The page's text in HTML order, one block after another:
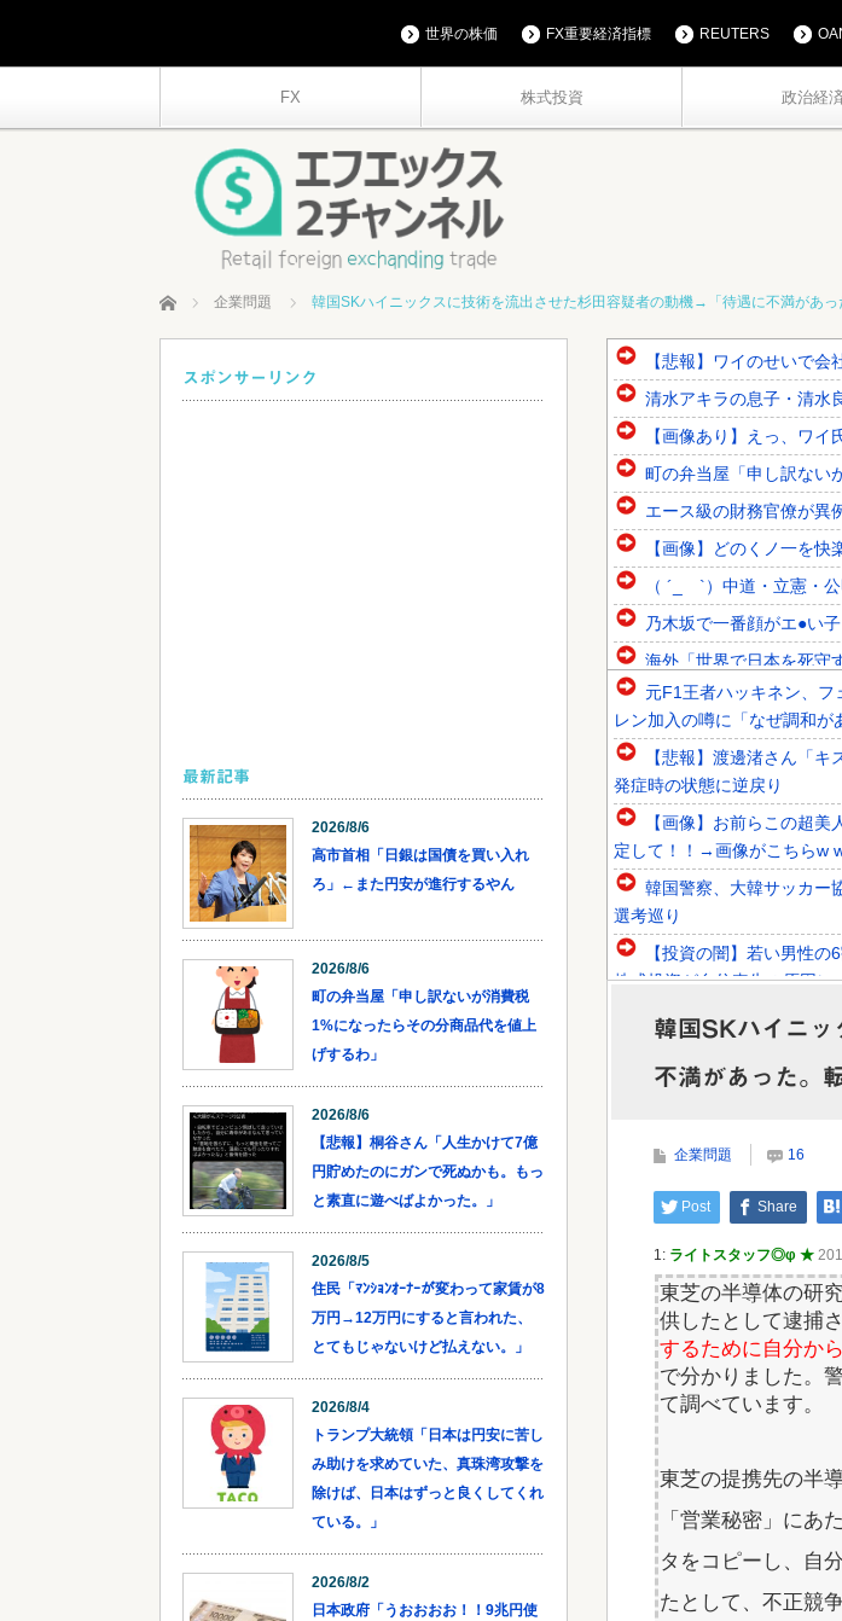
FX 株式投資 政治経済
世界の株価 FX重要経済指標 REUTERS
ホーム 企業問題 韓国SKハイニックスに技術を流出させた杉田容疑者の動機→「待遇に不満があっ
【悲報】ワイのせいで
清水アキラの息子・清水
【画像あり】えっ、ワ
町の弁当屋「申し訳ない
エース級の財務官僚が異
【画像】どのくノ一を快
（ ´_ゝ`）中道・立憲・
乃木坂で一番顔がエ●い
海外「世界で日本を死守
韓国人「大統領が直接乗
韓国人「意外に日本と
韓国人「SKハイニック
Powered by livedoor 相互RSS
元F1王者ハッキネン、フ
レン加入の噂に「なぜ調和が
【悲報】渡邊渚さん「
発症時の状態に逆戻り
【画像】お前らこの超美
定して！！→画像がこちらw w
韓国警察、大韓サッカー
選考巡り
【投資の闇】若い男性
株式投資が自信喪失の原因に
【必見動画】熊本総合
【外国人採用アンケ】諮
韓国SKハイニ
不満があった。
企業問題 16
Post Share
1: ライトスタッフ◎φ ★
東芝の半導体の研
供したとして逮捕
するために自分か
で分かりました。
て調べています。
東芝の提携先の半
「営業秘密」にあ
タをコピーし、自
たとして、不正競
スポンサーリンク
最新記事
2026/8/6
高市首相「日銀は国債を買い入れ
ろ」←また円安が進行するやん
2026/8/6
町の弁当屋「申し訳ないが消費税
1%になったらその分商品代を値上
げするわ」
2026/8/6
【悲報】桐谷さん「人生かけて7億
円貯めたのにガンで死ぬかも。もっ
と素直に遊べばよかった。」
2026/8/5
住民「ﾏﾝｼｮﾝｵｰﾅｰが変わって家賃が8
万円→12万円にすると言われた、
とてもじゃないけど払えない。」
2026/8/4
トランプ大統領「日本は円安に苦し
み助けを求めていた、真珠湾攻撃を
除けば、日本はずっと良くしてくれ
ている。」
2026/8/2
日本政府「うおおおお！！9兆円使